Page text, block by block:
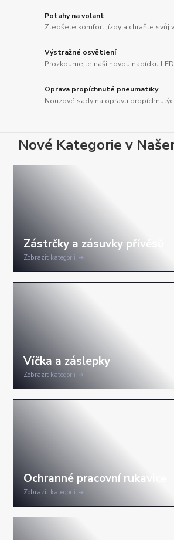
Potahy na volant
Zlepšete komfort jízdy a chraňte svůj
Výstražné osvětlení
Prozkoumejte naši novou nabídku
Oprava propíchnuté pneumatiky
Nouzové sady na opravu
Nové Kategorie v
Zobrazit kategorii
Zobrazit kategorii
Zobrazit kategorii